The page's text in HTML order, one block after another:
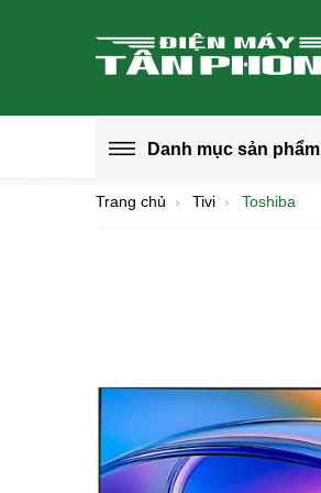
Danh mục sản phẩm
Trang chủ Tivi Toshiba